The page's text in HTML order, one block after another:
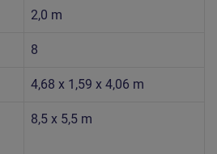
2,0 m
8
4,68 x 1,59 x 4,06 m
8,5 x 5,5 m